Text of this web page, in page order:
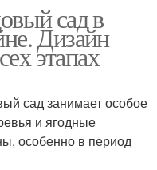
Многолетние цвета
сад в
Дизайн
этапах
сад занимает особое
и ягодные
особенно в период